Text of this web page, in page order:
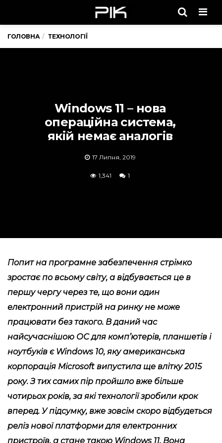
ГОЛОВНА ТЕХНОЛОГІЇ
Windows 11 – нова
операційна система,
якій немає аналогів
17 Липня, 2019
1,341 1
Попит на програмне забезпечення стрімко
зростає по всьому світу, а відбувається це в
першу чергу через те, що вони один
електронний пристрій на ринку не може
працювати без такого. В даний час
найсучаснішою ОС для комп’ютерів, планшетів і
ноутбуків є Windows 10, яку американська
корпорація Microsoft випустила ще влітку 2015
року. З тих самих пір пройшло вже більше
чотирьох років, за які технології зробили крок
вперед. У підсумку, вже зовсім скоро відбудеться
реліз нової платформи для електронних
пристроїв, а стане такою Windows 11. Вона